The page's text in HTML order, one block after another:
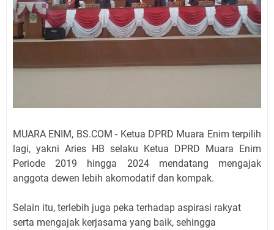
MUARA ENIM, BS.COM - Ketua DPRD Muara Enim terpilih
lagi, yakni Aries HB selaku Ketua DPRD Muara Enim
Periode 2019 hingga 2024 mendatang mengajak
anggota dewen lebih akomodatif dan kompak.
Selain itu, terlebih juga peka terhadap aspirasi rakyat
serta mengajak kerjasama yang baik, sehingga